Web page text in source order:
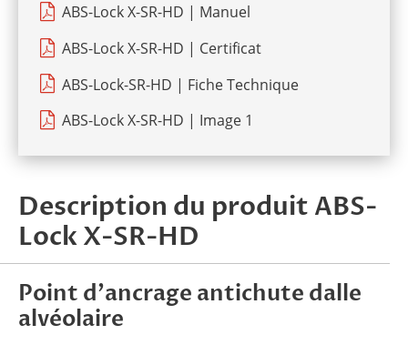
ABS-Lock X-SR-HD | Manuel
ABS-Lock X-SR-HD | Certificat
ABS-Lock-SR-HD | Fiche Technique
ABS-Lock X-SR-HD | Image 1
Description du produit ABS-
Lock X-SR-HD
Point d’ancrage antichute dalle
alvéolaire